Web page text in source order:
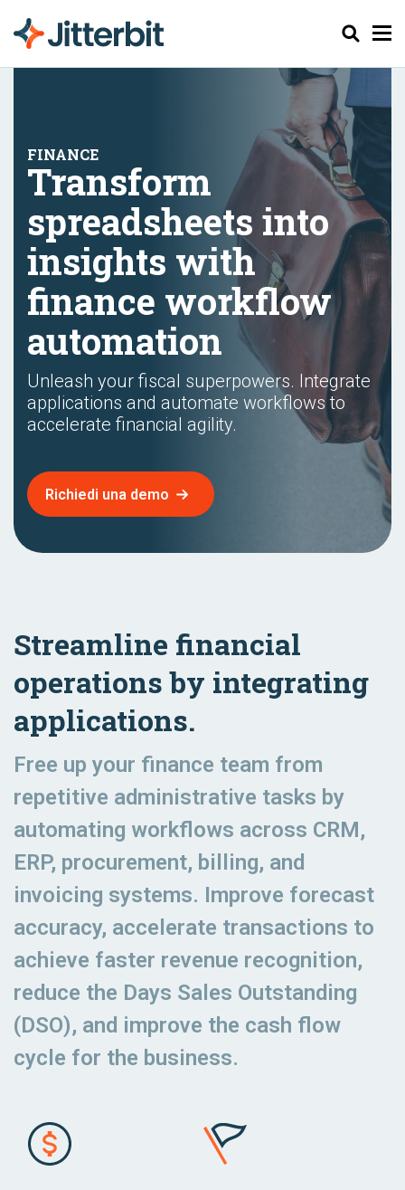
Cerca
Transform
spreadsheets into
insights with
finance workflow
automation
Unleash your fiscal superpowers. Integrate
applications and automate workflows to
accelerate financial agility.
Richiedi una demo
Streamline financial
operations by integrating
applications.
Free up your finance team from
repetitive administrative tasks by
automating workflows across CRM,
ERP, procurement, billing, and
invoicing systems. Improve forecast
accuracy, accelerate transactions to
achieve faster revenue recognition,
reduce the Days Sales Outstanding
(DSO), and improve the cash flow
cycle for the business.